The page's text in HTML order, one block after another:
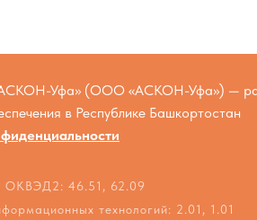
Уфа» (ООО «АСКОН-Уфа») —
в Республике Башкортостан
ОКВЭД2: 46.51, 62.09
технологий: 2.01, 1.01